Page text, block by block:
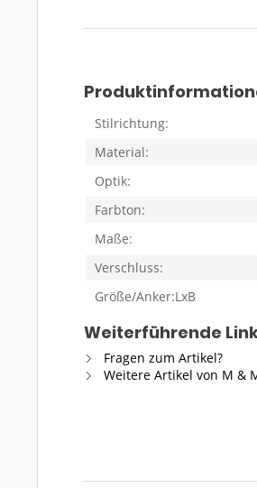
Stilrichtung:
Material:
Optik:
Farbton:
Maße:
Verschluss:
Größe/Anker:LxB
Weiterführende
Fragen zum Artikel?
Weitere Artikel von M &